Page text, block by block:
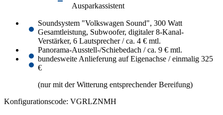
Ausparkassistent
Soundsystem "Volkswagen Sound", 300 Watt
Gesamtleistung, Subwoofer, digitaler 8-Kanal-
Verstärker, 6 Lautsprecher / ca. 4 € mtl.
Panorama-Ausstell-/Schiebedach / ca. 9 € mtl.
bundesweite Anlieferung auf Eigenachse / einmalig 325
€
(nur mit der Witterung entsprechender Bereifung)
Konfigurationscode: VGRLZNMH